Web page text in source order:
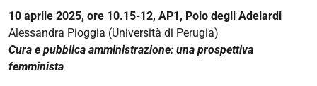
Dipartimento
di
Giurisprudenza
e
10 aprile 2025, ore 10.15-12, AP1, Polo degli Adelardi
Alessandra Pioggia (Università di Perugia)
Cura e pubblica amministrazione: una prospettiva
femminista